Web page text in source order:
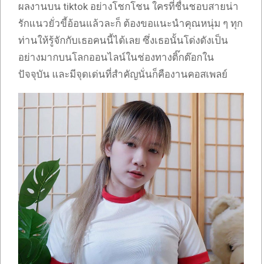
ผลงานบน tiktok อย่างโชกโชน ใครที่ชื่นชอบสายน่า
รักแนวยั่วขี้อ้อนแล้วละก็ ต้องขอแนะนำคุณหนุ่ม ๆ ทุก
ท่านให้รู้จักกับเธอคนนี้ได้เลย ซึ่งเธอนั้นโด่งดังเป็น
อย่างมากบนโลกออนไลน์ในช่องทางติ๊กต๊อกใน
ปัจจุบัน และมีจุดเด่นที่สำคัญนั่นก็คืองานคอสเพลย์